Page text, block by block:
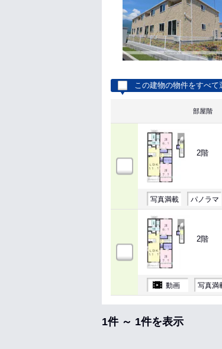
この建物の物件をすべて
部屋階
2階
写真満載 パノラマ
2階
動画 写真満
1件 ～ 1件を表示